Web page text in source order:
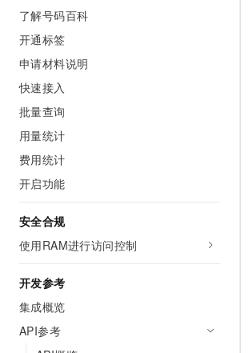
了解号码百科
开通标签
申请材料说明
快速接入
批量查询
用量统计
费用统计
开启功能
安全合规
使用RAM进行访问控制
开发参考
集成概览
API参考
网络与CDN
安全
数据库
大数据计算
媒体服务
域名与网站
Serverless
开发工具
安全
网络
可观测
上云与迁云
企业出海
政企业务